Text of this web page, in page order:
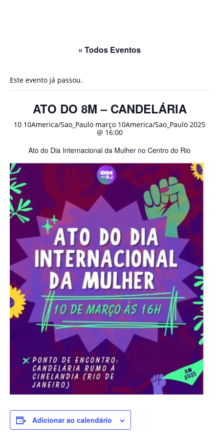
« Todos Eventos
Este evento já passou.
ATO DO 8M – CANDELÁRIA
10 10America/Sao_Paulo março 10America/Sao_Paulo 2025
@ 16:00
Ato do Dia Internacional da Mulher no Centro do Rio
Adicionar ao calendário